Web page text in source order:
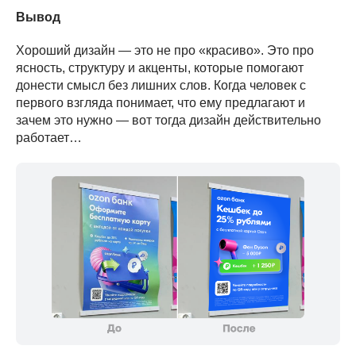
Вывод
Хороший дизайн — это не про «красиво». Это про
ясность, структуру и акценты, которые помогают
донести смысл без лишних слов. Когда человек с
первого взгляда понимает, что ему предлагают и
зачем это нужно — вот тогда дизайн действительно
работает…